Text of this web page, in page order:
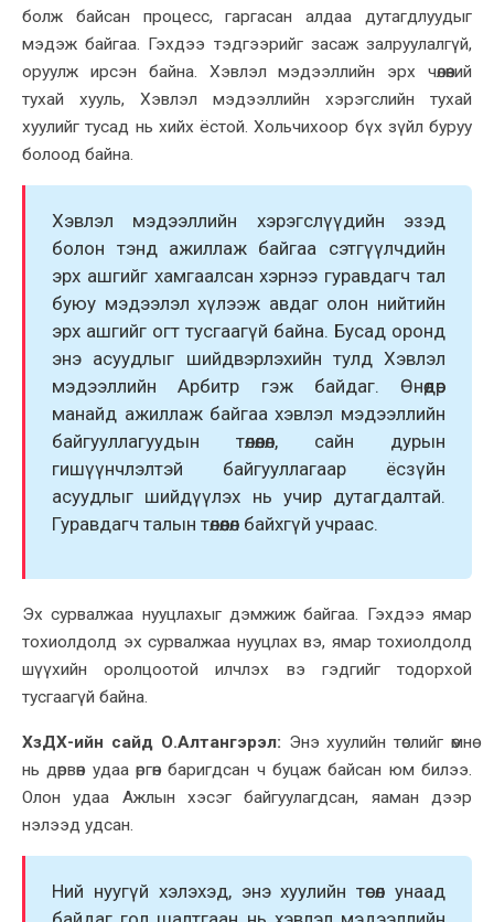
болж байсан процесс, гаргасан алдаа дутагдлуудыг
мэдэж байгаа. Гэхдээ тэдгээрийг засаж залруулалгүй,
оруулж ирсэн байна. Хэвлэл мэдээллийн эрх чөлөөний
тухай хууль, Хэвлэл мэдээллийн хэрэгслийн тухай
хуулийг тусад нь хийх ёстой. Хольчихоор бүх зүйл буруу
болоод байна.
Хэвлэл мэдээллийн хэрэгслүүдийн эзэд
болон тэнд ажиллаж байгаа сэтгүүлчдийн
эрх ашгийг хамгаалсан хэрнээ гуравдагч тал
буюу мэдээлэл хүлээж авдаг олон нийтийн
эрх ашгийг огт тусгаагүй байна. Бусад оронд
энэ асуудлыг шийдвэрлэхийн тулд Хэвлэл
мэдээллийн Арбитр гэж байдаг. Өнөөдөр
манайд ажиллаж байгаа хэвлэл мэдээллийн
байгууллагуудын төлөөлөл, сайн дурын
гишүүнчлэлтэй байгууллагаар ёсзүйн
асуудлыг шийдүүлэх нь учир дутагдалтай.
Гуравдагч талын төлөөлөл байхгүй учраас.
Эх сурвалжаа нууцлахыг дэмжиж байгаа. Гэхдээ ямар
тохиолдолд эх сурвалжаа нууцлах вэ, ямар тохиолдолд
шүүхийн оролцоотой илчлэх вэ гэдгийг тодорхой
тусгаагүй байна.
ХзДХ-ийн сайд О.Алтангэрэл: Энэ хуулийн төслийг өмнө
нь дөрвөн удаа өргөн баригдсан ч буцаж байсан юм билээ.
Олон удаа Ажлын хэсэг байгуулагдсан, яаман дээр
нэлээд удсан.
Ний нуугүй хэлэхэд, энэ хуулийн төсөл унаад